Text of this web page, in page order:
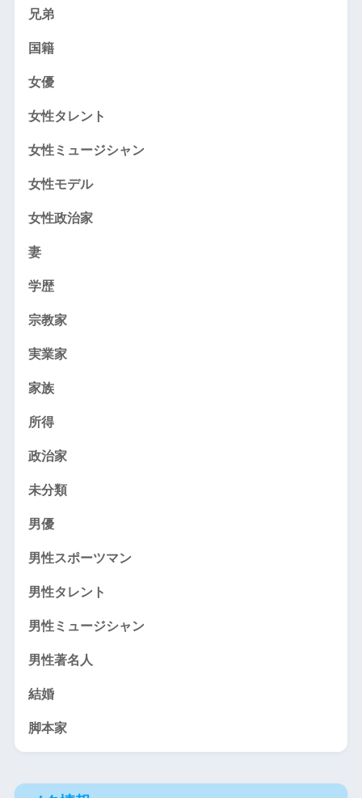
兄弟
国籍
女優
女性タレント
女性ミュージシャン
女性モデル
女性政治家
妻
学歴
宗教家
実業家
家族
所得
政治家
未分類
男優
男性スポーツマン
男性タレント
男性ミュージシャン
男性著名人
結婚
脚本家